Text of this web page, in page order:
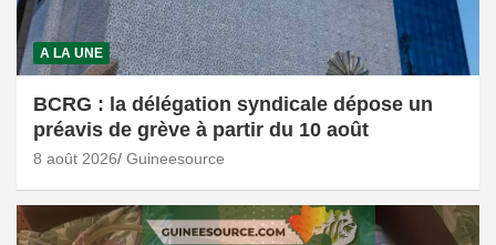
A LA UNE
BCRG : la délégation syndicale dépose un
préavis de grève à partir du 10 août
8 août 2026 Guineesource